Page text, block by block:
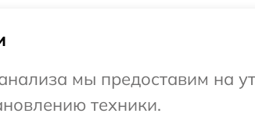
мы предоставим на
техники.